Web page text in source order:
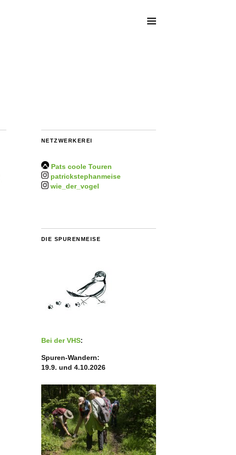
NETZWERKEREI
Pats coole Touren
patrickstephanmeise
wie_der_vogel
DIE SPURENMEISE
Bei der VHS:
Spuren-Wandern:
19.9. und 4.10.2026